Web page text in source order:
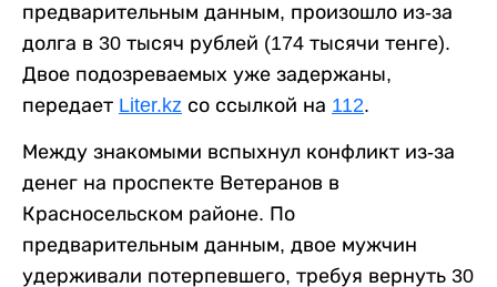
предварительным данным, произошло из-за
долга в 30 тысяч рублей (174 тысячи тенге).
Двое подозреваемых уже задержаны,
передает Liter.kz со ссылкой на 112.
Между знакомыми вспыхнул конфликт из-за
денег на проспекте Ветеранов в
Красносельском районе. По
предварительным данным, двое мужчин
удерживали потерпевшего, требуя вернуть 30